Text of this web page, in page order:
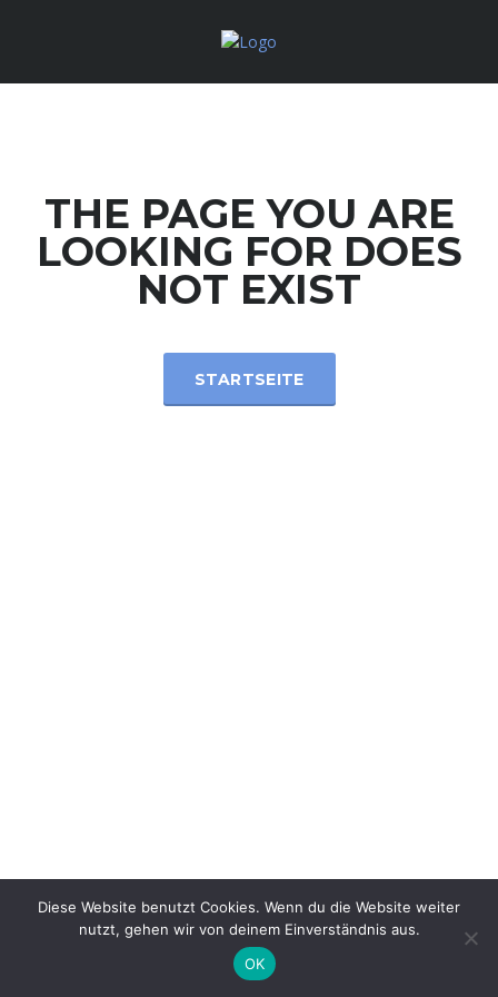
THE PAGE YOU ARE
LOOKING FOR DOES
NOT EXIST
STARTSEITE
Diese Website benutzt Cookies. Wenn du die Website weiter
nutzt, gehen wir von deinem Einverständnis aus.
OK